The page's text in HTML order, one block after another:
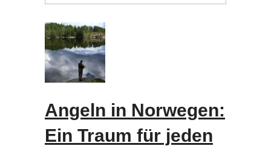
Angeln in Norwegen:
Ein Traum für jeden